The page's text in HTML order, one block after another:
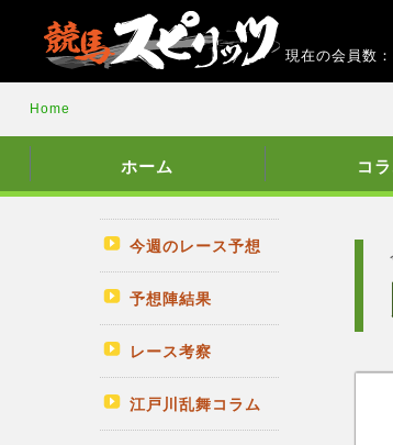
現在の会員数：
Home
ホーム コ
今週のレース予想
予想陣結果
レース考察
江戸川乱舞コラム